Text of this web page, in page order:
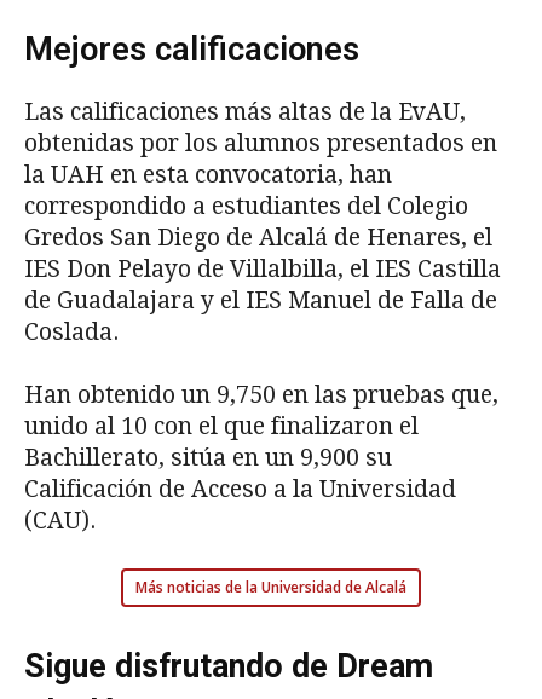
Mejores calificaciones
Las calificaciones más altas de la EvAU,
obtenidas por los alumnos presentados en
la UAH en esta convocatoria, han
correspondido a estudiantes del Colegio
Gredos San Diego de Alcalá de Henares, el
IES Don Pelayo de Villalbilla, el IES Castilla
de Guadalajara y el IES Manuel de Falla de
Coslada.
Han obtenido un 9,750 en las pruebas que,
unido al 10 con el que finalizaron el
Bachillerato, sitúa en un 9,900 su
Calificación de Acceso a la Universidad
(CAU).
Más noticias de la Universidad de Alcalá
Sigue disfrutando de Dream